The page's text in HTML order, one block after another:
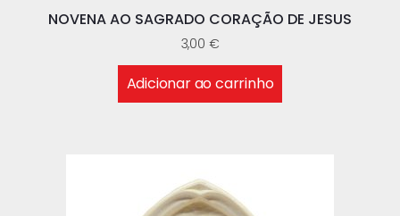
NOVENA AO SAGRADO CORAÇÃO DE JESUS
3,00 €
Adicionar ao carrinho